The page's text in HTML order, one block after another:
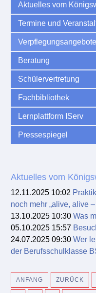
Aktuelles vom
Termine und
Verpflegungsangebote
Beratung
Schülervertretung
Fachbibliothek
Lernplattform IServ
Pressespiegel
Aktuelles vom
12.11.2025 10:02
noch mehr „alive, alive –
13.10.2025 10:30 Was
05.10.2025 15:57
24.07.2025 09:30 Wer
der Berufsschulklasse
ANFANG ZURÜCK